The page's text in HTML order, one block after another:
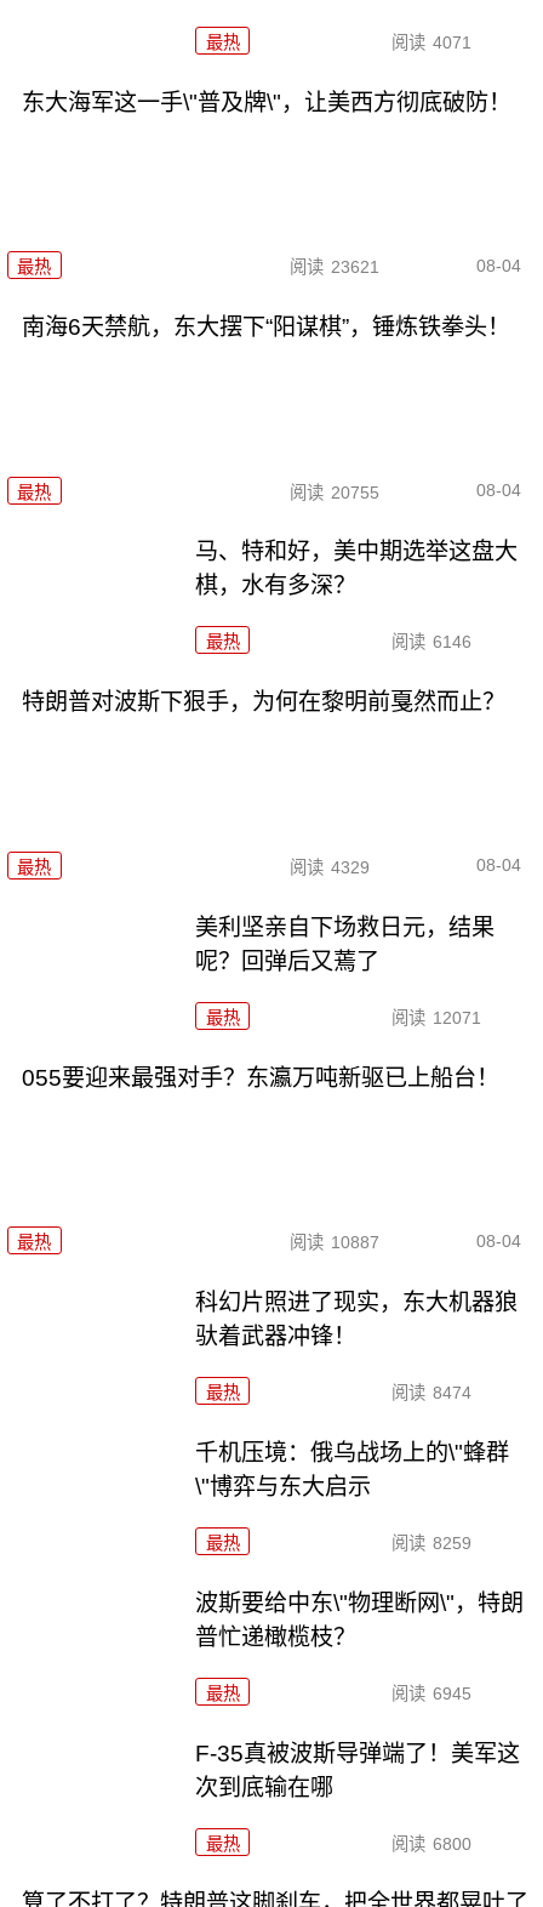
最热 阅读 4071
东大海军这一手\"普及牌\"，让美西方彻底破防！
最热 阅读 23621 08-04
南海6天禁航，东大摆下“阳谋棋”，锤炼铁拳头！
最热 阅读 20755 08-04
马、特和好，美中期选举这盘大
棋，水有多深？
最热 阅读 6146
特朗普对波斯下狠手，为何在黎明前戛然而止？
最热 阅读 4329 08-04
美利坚亲自下场救日元，结果
呢？回弹后又蔫了
最热 阅读 12071
055要迎来最强对手？东瀛万吨新驱已上船台！
最热 阅读 10887 08-04
科幻片照进了现实，东大机器狼
驮着武器冲锋！
最热 阅读 8474
千机压境：俄乌战场上的\"蜂群
\"博弈与东大启示
最热 阅读 8259
波斯要给中东\"物理断网\"，特朗
普忙递橄榄枝？
最热 阅读 6945
F-35真被波斯导弹端了！美军这
次到底输在哪
最热 阅读 6800